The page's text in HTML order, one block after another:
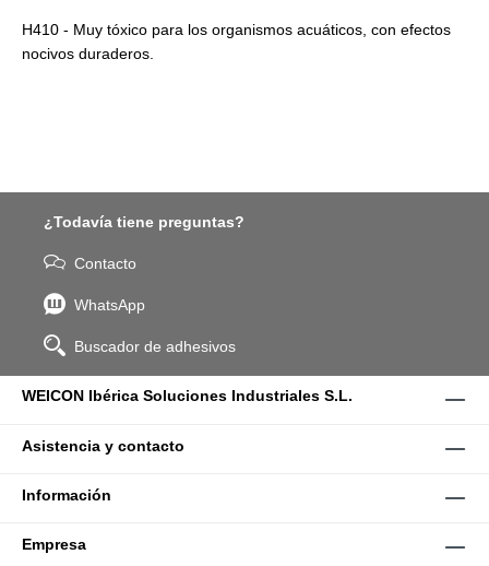
H410 - Muy tóxico para los organismos acuáticos, con efectos
nocivos duraderos.
¿Todavía tiene preguntas?
Contacto
WhatsApp
Buscador de adhesivos
WEICON Ibérica Soluciones Industriales S.L.
Asistencia y contacto
Información
Empresa